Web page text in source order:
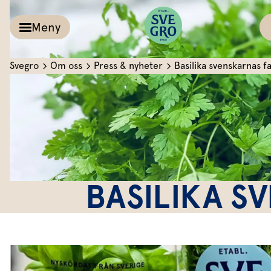
Meny
Recept
Örter &
Sallat
Inspiration
Vårt
Om oss
Kalla såser &
Pesto
Röror
Kalla såser
Aioli
Dressingar
Svegro Om oss Press & nyheter Basilika svenskarnas
BASILIKA